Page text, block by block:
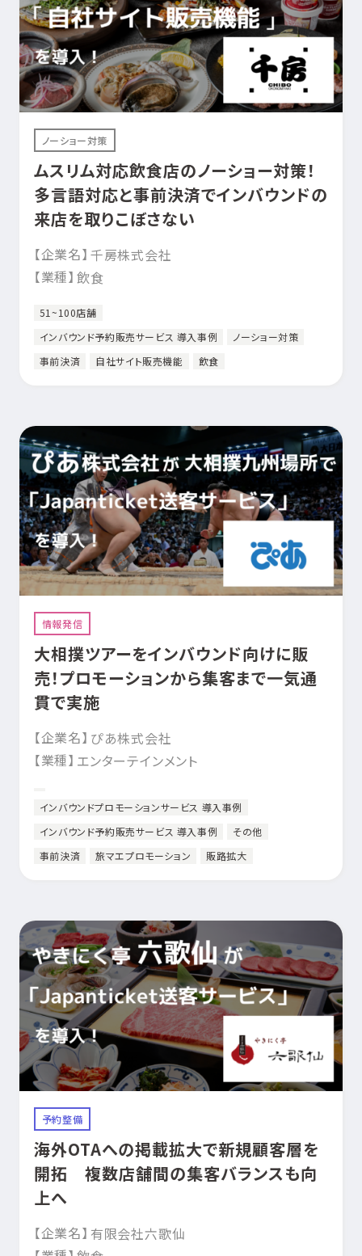
ノーショー対策
ムスリム対応飲食店のノーショー対策！
多言語対応と事前決済でインバウンドの
来店を取りこぼさない
【企業名】 千房株式会社
【業種】 飲食
51~100店舗
インバウンド予約販売サービス 導入事例
ノーショー対策
事前決済
自社サイト販売機能 飲食
情報発信
大相撲ツアーをインバウンド向けに販
売！プロモーションから集客まで一気通
貫で実施
【企業名】 ぴあ株式会社
【業種】 エンターテインメント
インバウンドプロモーションサービス 導入事例
インバウンド予約販売サービス 導入事例
その他
事前決済
旅マエプロモーション 販路拡大
予約整備
海外OTAへの掲載拡大で新規顧客層を
開拓 複数店舗間の集客バランスも向
上へ
【企業名】 有限会社六歌仙